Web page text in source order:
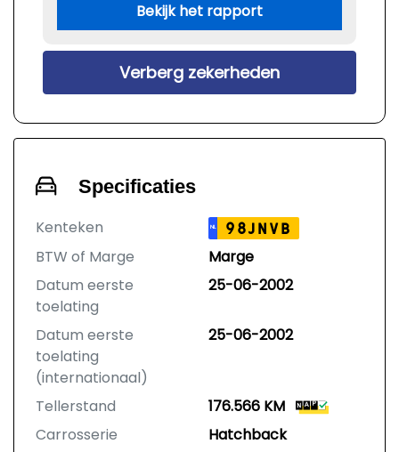
Bekijk het rapport
Verberg zekerheden
Specificaties
Kenteken NL 98JNVB
BTW of Marge
Marge
Datum eerste
toelating
25-06-2002
Datum eerste
toelating
(internationaal)
25-06-2002
Tellerstand
176.566 KM
Carrosserie
Hatchback